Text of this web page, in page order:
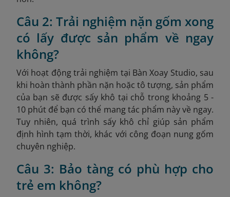
Câu 2: Trải nghiệm nặn gốm xong
có lấy được sản phẩm về ngay
không?
Với hoạt động trải nghiệm tại Bàn Xoay Studio, sau
khi hoàn thành phần nặn hoặc tô tượng, sản phẩm
của bạn sẽ được sấy khô tại chỗ trong khoảng 5 -
10 phút để bạn có thể mang tác phẩm này về ngay.
Tuy nhiên, quá trình sấy khô chỉ giúp sản phẩm
định hình tạm thời, khác với công đoạn nung gốm
chuyên nghiệp.
Câu 3: Bảo tàng có phù hợp cho
trẻ em không?